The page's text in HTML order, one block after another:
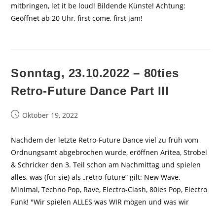
mitbringen, let it be loud! Bildende Künste! Achtung:
Geöffnet ab 20 Uhr, first come, first jam!
Sonntag, 23.10.2022 – 80ties
Retro-Future Dance Part III
BeitragOktober 19, 2022
Nachdem der letzte Retro-Future Dance viel zu früh vom
Ordnungsamt abgebrochen wurde, eröffnen Aritea, Strobel
& Schricker den 3. Teil schon am Nachmittag und spielen
alles, was (für sie) als „retro-future“ gilt: New Wave,
Minimal, Techno Pop, Rave, Electro-Clash, 80ies Pop, Electro
Funk! "Wir spielen ALLES was WIR mögen und was wir